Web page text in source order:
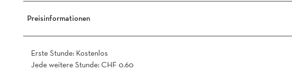
Preisinformationen
Erste Stunde: Kostenlos
Jede weitere Stunde: CHF 0.60